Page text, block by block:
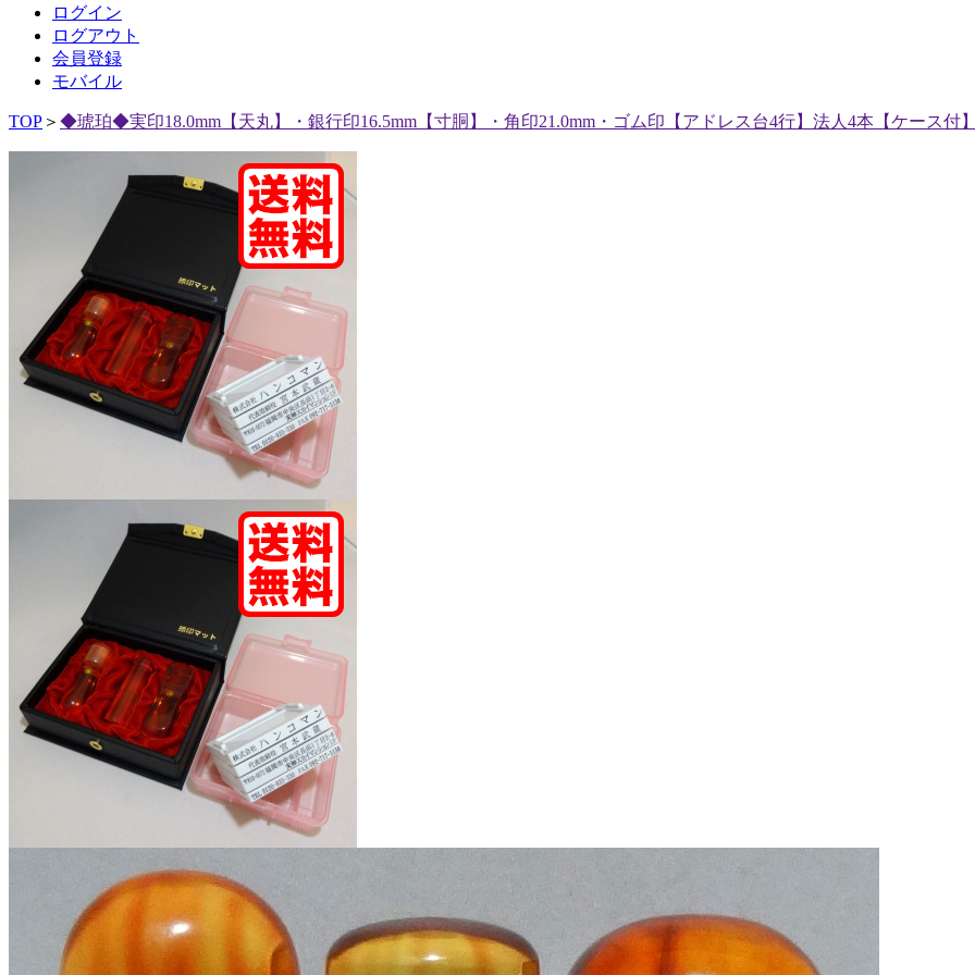
ログイン
ログアウト
会員登録
モバイル
TOP ＞ ◆琥珀◆実印18.0mm【天丸】・銀行印16.5mm【寸胴】・角印21.0mm・ゴム印【アドレス台4行】法人4本【ケース付